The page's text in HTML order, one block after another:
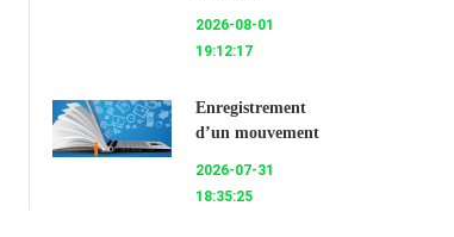
2026-08-01
19:12:17
Enregistrement
d’un mouvement
2026-07-31
18:35:25